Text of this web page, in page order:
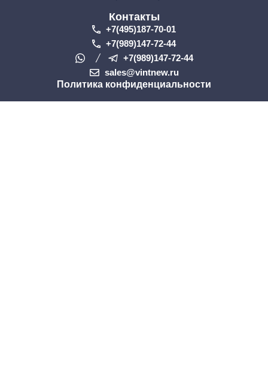
Контакты
+7(495)187-70-01
+7(989)147-72-44
+7(989)147-72-44
sales@vintnew.ru
Политика конфиденциальности